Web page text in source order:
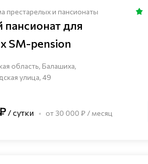
престарелых и пансионаты
пансионат для
SM-pension
область, Балашиха,
улица, 49
/ сутки от 30 000 ₽ / месяц